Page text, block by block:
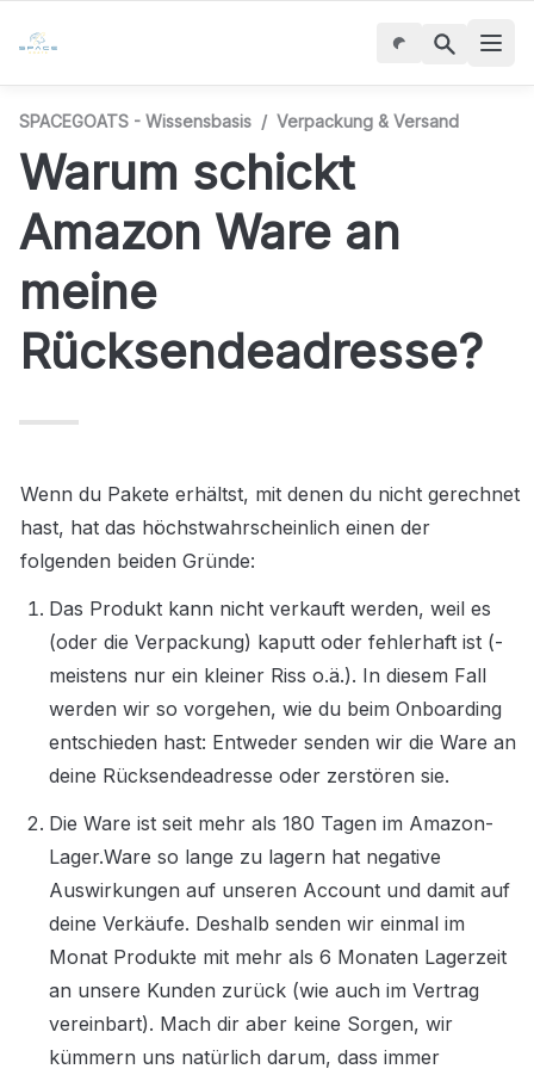
SPACEGOATS - Wissensbasis / Verpackung & Versand
Warum schickt
Amazon Ware an
meine
Rücksendeadresse?
Wenn du Pakete erhältst, mit denen du nicht gerechnet
hast, hat das höchstwahrscheinlich einen der
folgenden beiden Gründe:
Das Produkt kann nicht verkauft werden, weil es
(oder die Verpackung) kaputt oder fehlerhaft ist (-
meistens nur ein kleiner Riss o.ä.). In diesem Fall
werden wir so vorgehen, wie du beim Onboarding
entschieden hast: Entweder senden wir die Ware an
deine Rücksendeadresse oder zerstören sie.
Die Ware ist seit mehr als 180 Tagen im Amazon-
Lager.Ware so lange zu lagern hat negative
Auswirkungen auf unseren Account und damit auf
deine Verkäufe. Deshalb senden wir einmal im
Monat Produkte mit mehr als 6 Monaten Lagerzeit
an unsere Kunden zurück (wie auch im Vertrag
vereinbart). Mach dir aber keine Sorgen, wir
kümmern uns natürlich darum, dass immer